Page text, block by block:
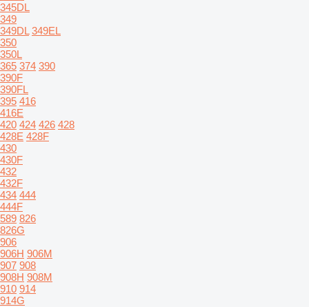
345DL
349
349DL 349EL
350
350L
365 374 390
390F
390FL
395 416
416E
420 424 426 428
428E 428F
430
430F
432
432F
434 444
444F
589 826
826G
906
906H 906M
907 908
908H 908M
910 914
914G